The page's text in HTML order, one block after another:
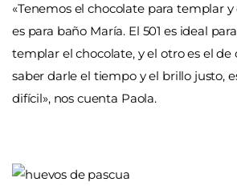
«Tenemos el chocolate para templar
es para baño María. El 501 es ideal
templar el chocolate, y el otro es el de
saber darle el tiempo y el brillo justo,
difícil», nos cuenta Paola.